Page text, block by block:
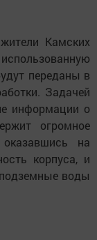
Камских
переданы в
Задачей
информации о
огромное
на
корпуса, и
воды